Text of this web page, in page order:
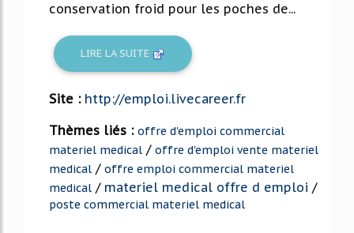
conservation froid pour les poches de...
LIRE LA SUITE
Site : http://emploi.livecareer.fr
Thèmes liés : offre d'emploi commercial
materiel medical / offre d'emploi vente materiel
medical / offre emploi commercial materiel
medical / materiel medical offre d emploi /
poste commercial materiel medical